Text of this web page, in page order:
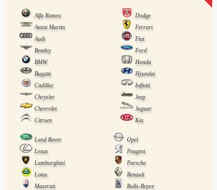
Alfa Romeo
Dodge
Aston Martin
Ferrari
Audi
Fiat
Bentley
Ford
BMW
Honda
Bugatti
Hyundai
Cadillac
Infiniti
Chrysler
Jeep
Chevrolet
Jaguar
Citroen
Kia
Land Rover
Opel
Lexus
Peugeot
Lamborghini
Porsche
Lotus
Renault
Maserati
Rolls-Royce